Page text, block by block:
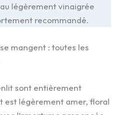
légèrement vinaigrée
recommandé.
mangent : toutes les
sont entièrement
est légèrement amer, floral